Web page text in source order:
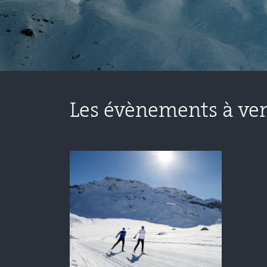
Les évènements à